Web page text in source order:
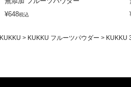
¥648税込
KUKKU KUKKU フルーツパウダー KUKKU